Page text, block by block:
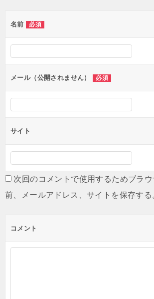
名前 必須
メール（公開されません） 必須
サイト
次回のコメントで使用するためブラ
前、メールアドレス、サイトを保存する
コメント